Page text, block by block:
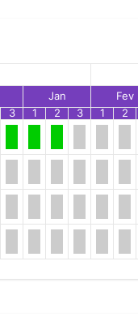
Jan Fev
3 1 2 3 1 2